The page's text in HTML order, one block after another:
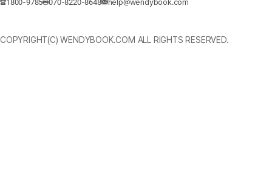
1800-9785 070-8220-8648 help@wendybook.com
COPYRIGHT(C) WENDYBOOK.COM ALL RIGHTS RESERVED.